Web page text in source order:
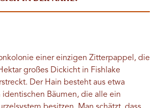
einer einzigen Zitterpappel, die
großes Dickicht in Fishlake
Der Hain besteht aus etwa
Bäumen, die alle ein